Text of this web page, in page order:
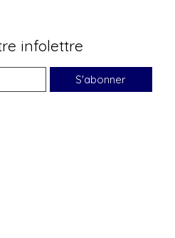
infolettre
S'abonner